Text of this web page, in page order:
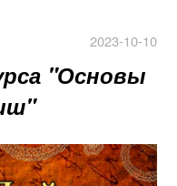
2023-10-10
"Основы